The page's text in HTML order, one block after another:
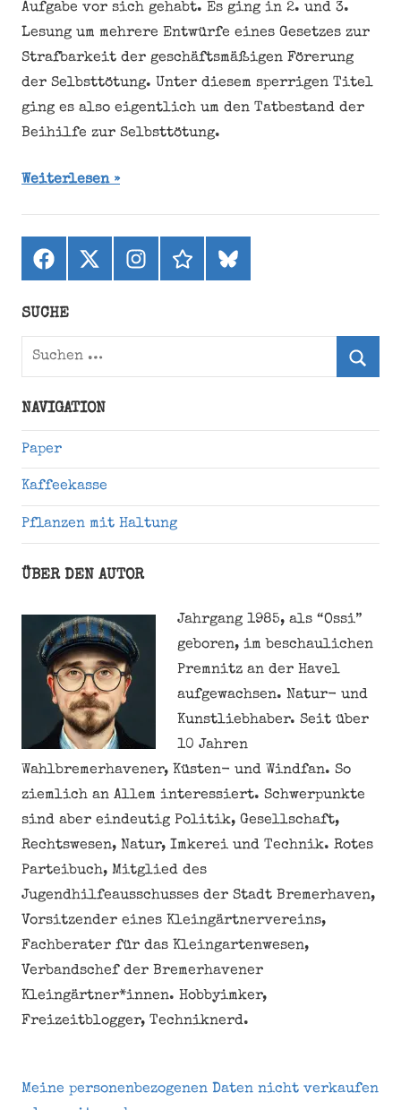
Aufgabe vor sich gehabt. Es ging in 2. und 3.
Lesung um mehrere Entwürfe eines Gesetzes zur
Strafbarkeit der geschäftsmäßigen Förerung
der Selbsttötung. Unter diesem sperrigen Titel
ging es also eigentlich um den Tatbestand der
Beihilfe zur Selbsttötung.
Weiterlesen
Facebook
X
(ehemals
Instagramthreadsbluesky
SUCHE
Suchen
NAVIGATION
Paper
Kaffeekasse
Pflanzen mit Haltung
ÜBER DEN AUTOR
Jahrgang 1985, als “Ossi”
geboren, im beschaulichen
Premnitz an der Havel
aufgewachsen. Natur- und
Kunstliebhaber. Seit über
10 Jahren
Wahlbremerhavener, Küsten- und Windfan. So
ziemlich an Allem interessiert. Schwerpunkte
sind aber eindeutig Politik, Gesellschaft,
Rechtswesen, Natur, Imkerei und Technik. Rotes
Parteibuch, Mitglied des
Jugendhilfeausschusses der Stadt Bremerhaven,
Vorsitzender eines Kleingärtnervereins,
Fachberater für das Kleingartenwesen,
Verbandschef der Bremerhavener
Kleingärtner*innen. Hobbyimker,
Freizeitblogger, Techniknerd.
Meine personenbezogenen Daten nicht verkaufen